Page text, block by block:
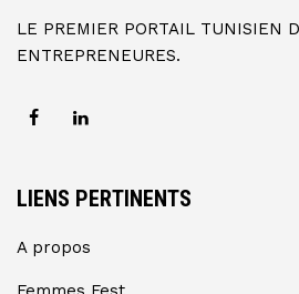
LE PREMIER PORTAIL TUNISIEN
ENTREPRENEURES.
LIENS PERTINENTS
A propos